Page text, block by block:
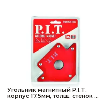
Угольник магнитный P.I.T.
корпус 17.5мм, толщ. стенок ...